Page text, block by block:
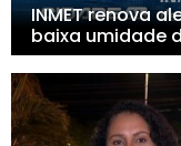
INMET renova
baixa umidade